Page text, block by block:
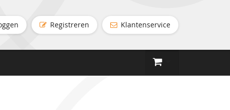
Registreren Klantenservice